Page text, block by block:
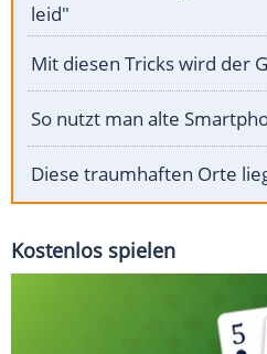
leid"
Mit diesen Tricks wird der
So nutzt man alte
Diese traumhaften Orte
Kostenlos spielen